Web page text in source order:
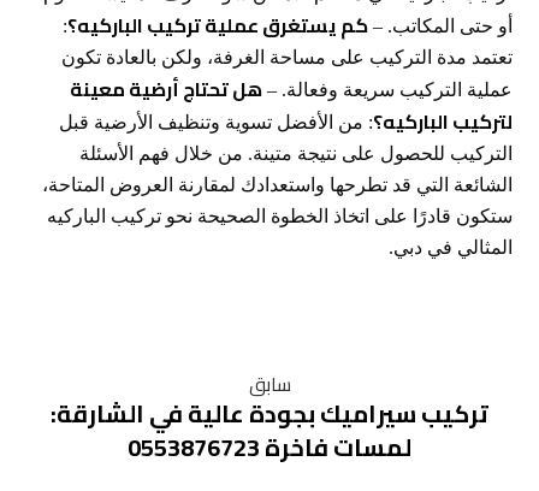
أو حتى المكاتب. –كم يستغرق عملية تركيب الباركيه؟:
تعتمد مدة التركيب على مساحة الغرفة، ولكن بالعادة تكون
عملية التركيب سريعة وفعالة. –هل تحتاج أرضية معينة
لتركيب الباركيه؟: من الأفضل تسوية وتنظيف الأرضية قبل
التركيب للحصول على نتيجة متينة. من خلال فهم الأسئلة
الشائعة التي قد تطرحها واستعدادك لمقارنة العروض المتاحة،
ستكون قادرًا على اتخاذ الخطوة الصحيحة نحو تركيب الباركيه
المثالي في دبي.
سابق
تركيب سيراميك بجودة عالية في الشارقة:
لمسات فاخرة 0553876723